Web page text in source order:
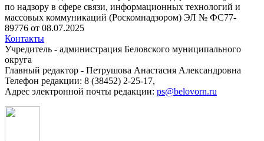
по надзору в сфере связи, информационных технологий и
массовых коммуникаций (Роскомнадзором) ЭЛ № ФС77-
89776 от 08.07.2025
Контакты
Учредитель - администрация Беловского муниципального
округа
Главный редактор - Петрушова Анастасия Александровна
Телефон редакции: 8 (38452) 2-25-17,
Адрес электронной почты редакции: ps@belovorn.ru